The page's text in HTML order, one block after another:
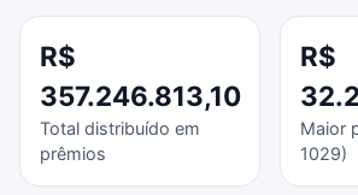
R$
357.246.813,10
Total distribuído em
prêmios
R$
Maior
1029)